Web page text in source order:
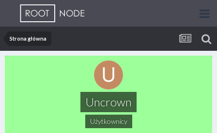
Strona główna
Uncrown
Użytkownicy